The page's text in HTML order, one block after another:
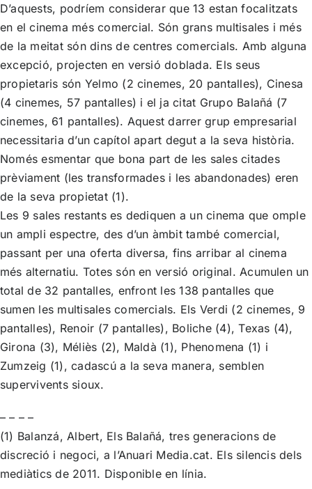
D’aquests, podríem considerar que 13 estan focalitzats
en el cinema més comercial. Són grans multisales i més
de la meitat són dins de centres comercials. Amb alguna
excepció, projecten en versió doblada. Els seus
propietaris són Yelmo (2 cinemes, 20 pantalles), Cinesa
(4 cinemes, 57 pantalles) i el ja citat Grupo Balañá (7
cinemes, 61 pantalles). Aquest darrer grup empresarial
necessitaria d’un capítol apart degut a la seva història.
Només esmentar que bona part de les sales citades
prèviament (les transformades i les abandonades) eren
de la seva propietat (1).
Les 9 sales restants es dediquen a un cinema que omple
un ampli espectre, des d’un àmbit també comercial,
passant per una oferta diversa, fins arribar al cinema
més alternatiu. Totes són en versió original. Acumulen un
total de 32 pantalles, enfront les 138 pantalles que
sumen les multisales comercials. Els Verdi (2 cinemes, 9
pantalles), Renoir (7 pantalles), Boliche (4), Texas (4),
Girona (3), Méliès (2), Maldà (1), Phenomena (1) i
Zumzeig (1), cadascú a la seva manera, semblen
supervivents sioux.
– – – –
(1) Balanzá, Albert, Els Balañá, tres generacions de
discreció i negoci, a l’Anuari Media.cat. Els silencis dels
mediàtics de 2011. Disponible en línia.